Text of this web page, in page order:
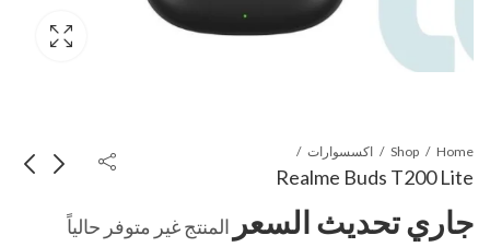
Home
Shop اكسسوارات
Realme Buds T200 Lite
Anker q11i
realme buds
جاري تحديث السعر المنتج غير متوفر حالياً